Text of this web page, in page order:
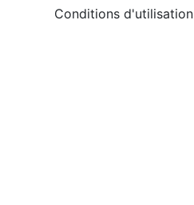
Conditions d'utilisation